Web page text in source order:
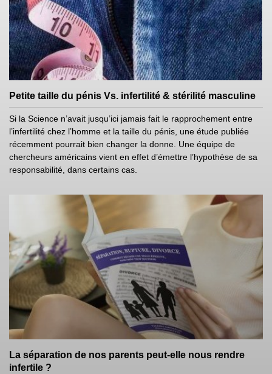
Petite taille du pénis Vs. infertilité & stérilité masculine
Si la Science n’avait jusqu’ici jamais fait le rapprochement entre
l’infertilité chez l’homme et la taille du pénis, une étude publiée
récemment pourrait bien changer la donne. Une équipe de
chercheurs américains vient en effet d’émettre l’hypothèse de sa
responsabilité, dans certains cas.
La séparation de nos parents peut-elle nous rendre
infertile ?